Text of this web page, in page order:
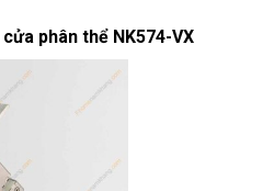
cửa phân thể NK574-VX